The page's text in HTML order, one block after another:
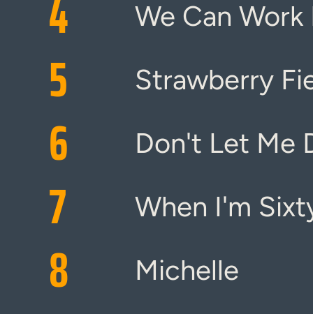
4 We Can
5 Strawberry
6 Don't Let Me
7 When I'm
8 Michelle